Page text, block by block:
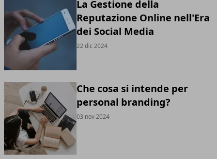
La Gestione della
Reputazione Online nell'Era
dei Social Media
22 dic 2024
Che cosa si intende per
personal branding?
03 nov 2024